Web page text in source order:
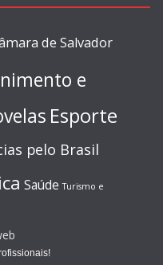
de Salvador
e
Esporte
pelo Brasil
Saúde Turismo e